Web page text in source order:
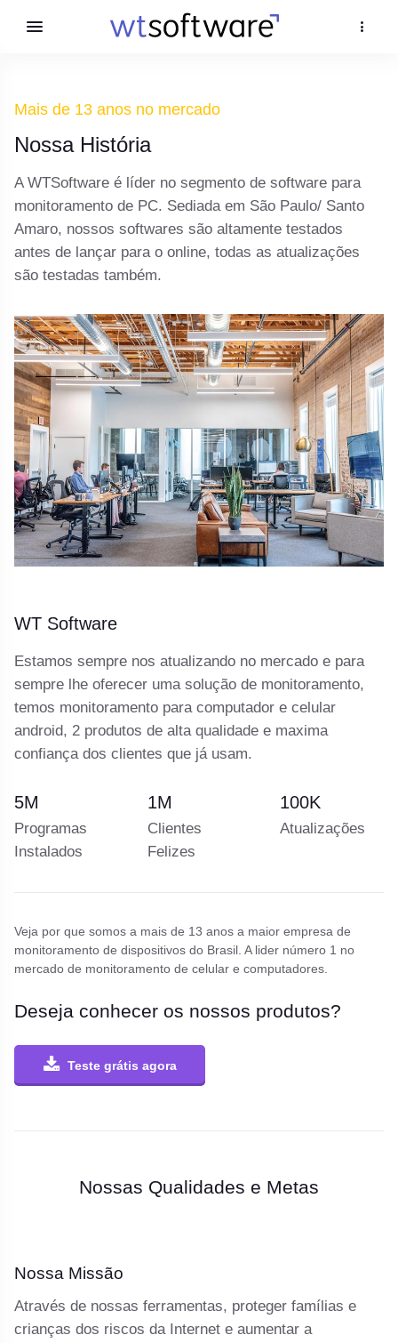
Mais de 13 anos no mercado
Nossa História
A WTSoftware é líder no segmento de software para
monitoramento de PC. Sediada em São Paulo/ Santo
Amaro, nossos softwares são altamente testados
antes de lançar para o online, todas as atualizações
são testadas também.
WT Software
Estamos sempre nos atualizando no mercado e para
sempre lhe oferecer uma solução de monitoramento,
temos monitoramento para computador e celular
android, 2 produtos de alta qualidade e maxima
confiança dos clientes que já usam.
5M
Programas
Instalados
1M
Clientes
Felizes
100K
Atualizações
Veja por que somos a mais de 13 anos a maior empresa de
monitoramento de dispositivos do Brasil. A lider número 1 no
mercado de monitoramento de celular e computadores.
Deseja conhecer os nossos produtos?
Teste grátis agora
Nossas Qualidades e Metas
Nossa Missão
Através de nossas ferramentas, proteger famílias e
crianças dos riscos da Internet e aumentar a